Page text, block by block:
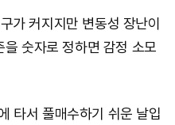
가 커지지만 변동성 장난이
숫자로 정하면 감정 소모
타서 풀매수하기 쉬운 날입